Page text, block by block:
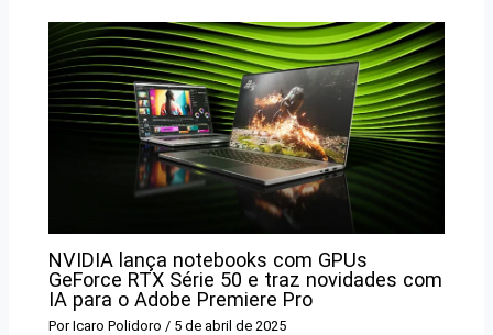
NVIDIA lança notebooks com GPUs
GeForce RTX Série 50 e traz novidades com
IA para o Adobe Premiere Pro
PorIcaro Polidoro / 5 de abril de 2025